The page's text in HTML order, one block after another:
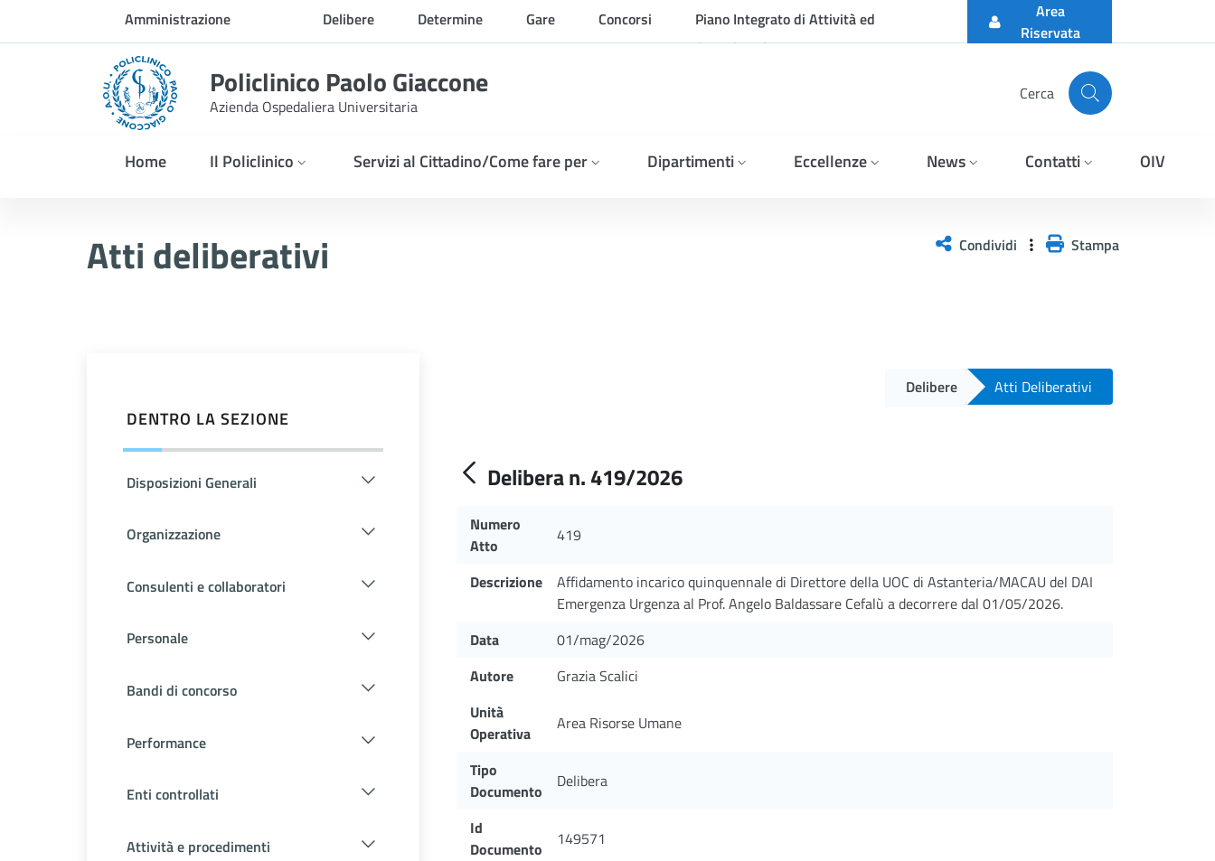
Skip to Main ContentAmministrazione
trasparente
Delibere Determine Gare Concorsi
Piano Integrato di Attività ed
Organizzazione
Area
Riservata
Policlinico Paolo Giaccone
Azienda Ospedaliera Universitaria
Cerca
Home Il Policlinico Servizi al Cittadino/Come fare per Dipartimenti Eccellenze News Contatti OIV
Atti deliberativi Condividi Stampa
DENTRO LA SEZIONE
Disposizioni Generali
Organizzazione
Consulenti e collaboratori
Personale
Bandi di concorso
Performance
Enti controllati
Attività e procedimenti
Delibere Atti Deliberativi
Delibera n. 419/2026
Numero
Atto
419
Descrizione
Affidamento incarico quinquennale di Direttore della UOC di Astanteria/MACAU del DAI
Emergenza Urgenza al Prof. Angelo Baldassare Cefalù a decorrere dal 01/05/2026.
Data
01/mag/2026
Autore
Grazia Scalici
Unità
Operativa
Area Risorse Umane
Tipo
Documento
Delibera
Id
Documento
149571